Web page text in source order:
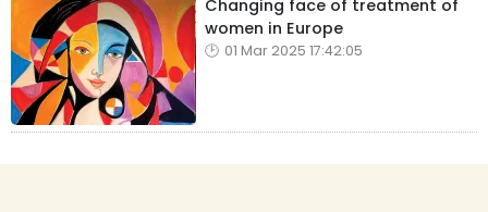
Changing face of treatment of
women in Europe
01 Mar 2025 17:42:05